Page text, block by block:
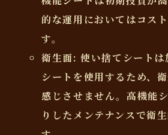
的な運用においてはコス
す。
衛生面: 使い捨てシートは
シートを使用するため、
感じさせません。高機能
りしたメンテナンスで衛